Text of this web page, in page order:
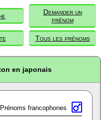
Demander un
prénom
Tous les prénoms
en japonais
Prénoms francophones